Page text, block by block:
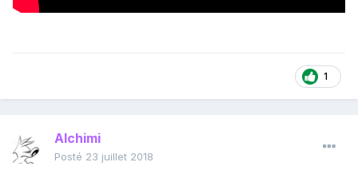
1
Alchimi
Posté 23 juillet 2018